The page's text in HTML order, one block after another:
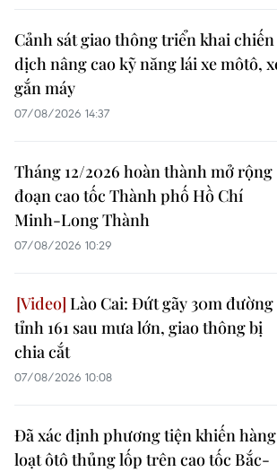
Cảnh sát giao thông triển khai chiến
dịch nâng cao kỹ năng lái xe môtô,
gắn máy
07/08/2026 14:37
Tháng 12/2026 hoàn thành mở rộng
đoạn cao tốc Thành phố Hồ Chí
Minh-Long Thành
07/08/2026 10:29
Lào Cai: Đứt gãy 30m đường
tỉnh 161 sau mưa lớn, giao thông bị
chia cắt
07/08/2026 10:08
Đã xác định phương tiện khiến hàng
loạt ôtô thủng lốp trên cao tốc Bắc-